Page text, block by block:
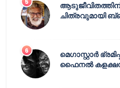
ചിത്രവുമായി
മെഗാസ്റ്റാർ
ഫൈനൽ കളക്ഷൻ